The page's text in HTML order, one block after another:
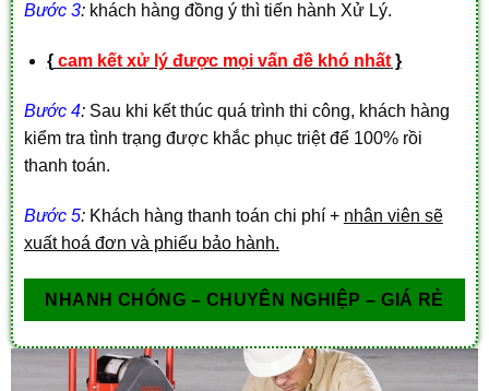
Bước 3:khách hàng đồng ý thì tiến hành Xử Lý.
{cam kết xử lý được mọi vấn đề khó nhất}
Bước 4:Sau khi kết thúc quá trình thi công, khách hàng
kiểm tra tình trạng được khắc phục triệt để 100% rồi
thanh toán.
Bước 5:Khách hàng thanh toán chi phí + nhân viên sẽ
xuất hoá đơn và phiếu bảo hành.
NHANH CHÓNG – CHUYÊN NGHIỆP – GIÁ RẺ